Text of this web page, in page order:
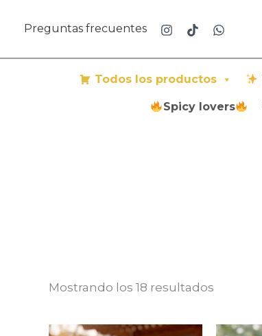
Preguntas frecuentes
Todos los productos
Spicy lovers
Mostrando los 18 resultados